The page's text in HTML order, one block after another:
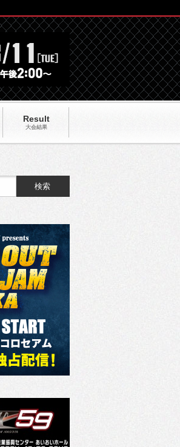
Result
大会結果